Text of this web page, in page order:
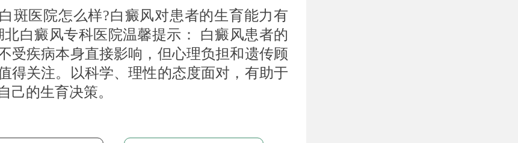
医院怎么样?白癜风对患者的生育能力有
北白癜风专科医院温馨提示： 白癜风患者的
受疾病本身直接影响，但心理负担和遗传顾
得关注。以科学、理性的态度面对，有助于
己的生育决策。